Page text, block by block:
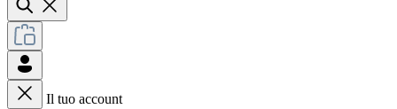
Il tuo account